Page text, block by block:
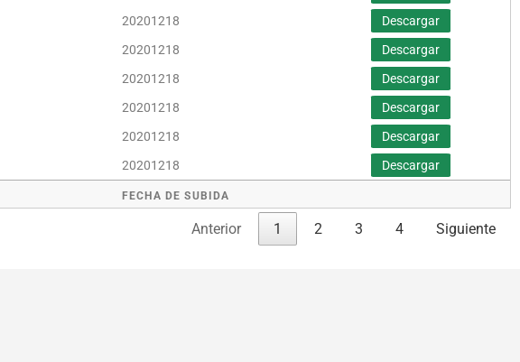
20201218
Descargar
20201218
Descargar
20201218
Descargar
20201218
Descargar
20201218
Descargar
20201218 Descargar
FECHA DE SUBIDA
Anterior 1 2 3 4 Siguiente